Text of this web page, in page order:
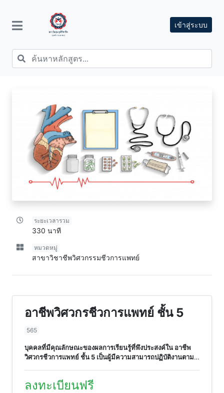
เข้าสู่ระบบ
ระยะเวลารวม
330 นาที
หมวดหมู่
สาขาวิชาชีพวิศวกรรมชีวการแพทย์
อาชีพวิศวกรชีวการแพทย์ ชั้น 5
565
บุคคลที่มีคุณลักษณะของผลการเรียนรู้ที่พึงประสงค์ใน อาชีพ
วิศวกรชีวการแพทย์ ชั้น 5 เป็นผู้มีความสามารถปฏิบัติงานตาม
ประสิทธิภาพ ค้นหาและซ่อมแซมความผิดพลาด
ลงทะเบียนฟรี